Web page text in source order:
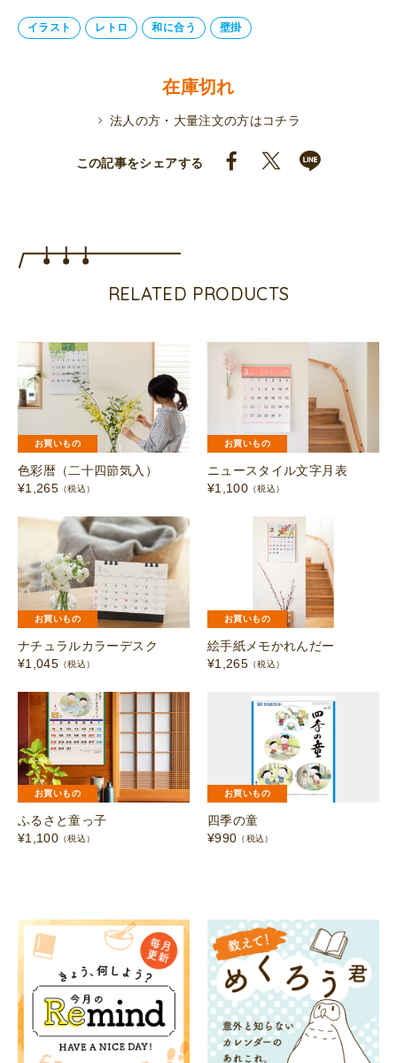
イラスト レトロ 和に合う 壁掛
在庫切れ
法人の方・大量注文の方はコチラ
この記事をシェアする
RELATED PRODUCTS
お買いもの
色彩暦（二十四節気入）
¥1,265 （税込）
お買いもの
ニュースタイル文字月表
¥1,100 （税込）
お買いもの
ナチュラルカラーデスク
¥1,045 （税込）
お買いもの
絵手紙メモかれんだー
¥1,265 （税込）
お買いもの
ふるさと童っ子
¥1,100 （税込）
お買いもの
四季の童
¥990 （税込）